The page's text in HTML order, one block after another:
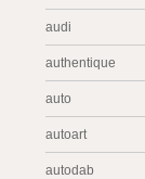
audi
authentique
auto
autoart
autodab